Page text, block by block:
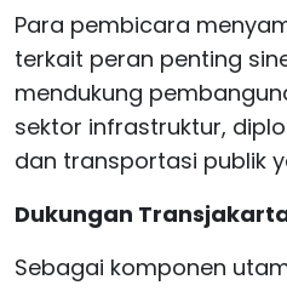
Para pembicara
terkait peran penting
mendukung
sektor infrastruktur,
dan transportasi publik
Dukungan
Sebagai komponen